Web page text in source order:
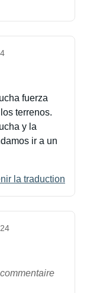
fuerza
terrenos.
y la
ir a un
la traduction